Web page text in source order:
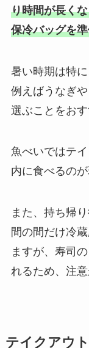
り時間が長く
保冷バッグを
暑い時期は特
例えばうなぎ
選ぶことをおす
魚べいではテ
内に食べるのが
また、持ち帰
間の間だけ冷
ますが、寿司
れるため、注意
テイクアウ